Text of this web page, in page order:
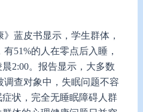
》蓝皮书显示，学生群体，
51%的人在零点后入睡，
2:00。报告显示，大多数
调查对象中，失眠问题不容
状，完全无睡眠障碍人群